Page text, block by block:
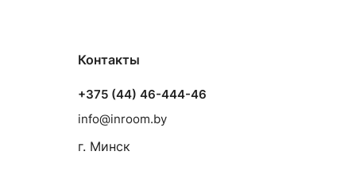
Контакты
+375 (44) 46-444-46
info@inroom.by
г. Минск